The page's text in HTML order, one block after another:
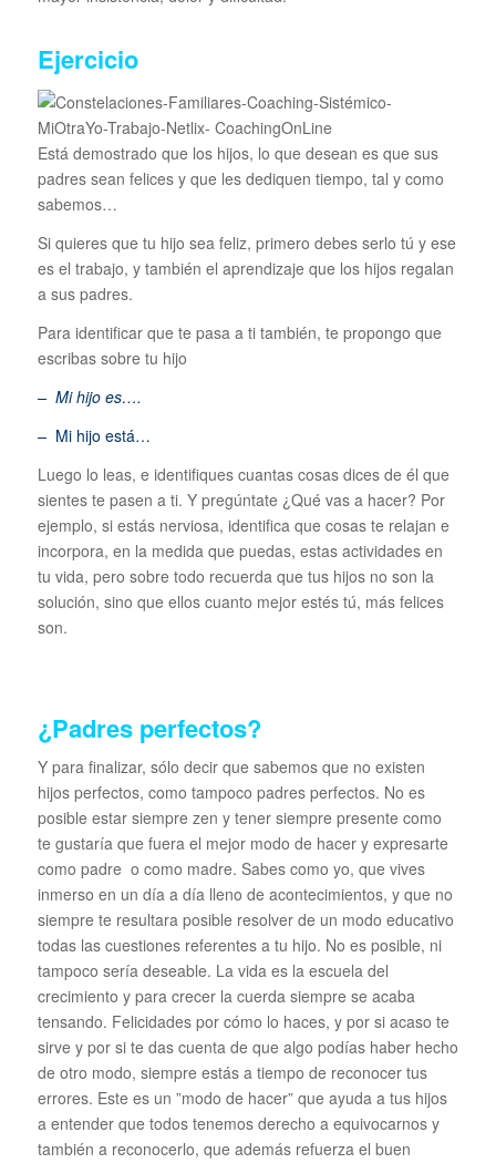
Ejercicio
Está demostrado que los hijos, lo que desean es que sus
padres sean felices y que les dediquen tiempo, tal y como
sabemos…
Si quieres que tu hijo sea feliz, primero debes serlo tú y ese
es el trabajo, y también el aprendizaje que los hijos regalan
a sus padres.
Para identificar que te pasa a ti también, te propongo que
escribas sobre tu hijo
– Mi hijo es….
– Mi hijo está…
Luego lo leas, e identifiques cuantas cosas dices de él que
sientes te pasen a ti. Y pregúntate ¿Qué vas a hacer? Por
ejemplo, si estás nerviosa, identifica que cosas te relajan e
incorpora, en la medida que puedas, estas actividades en
tu vida, pero sobre todo recuerda que tus hijos no son la
solución, sino que ellos cuanto mejor estés tú, más felices
son.
¿Padres perfectos?
Y para finalizar, sólo decir que sabemos que no existen
hijos perfectos, como tampoco padres perfectos. No es
posible estar siempre zen y tener siempre presente como
te gustaría que fuera el mejor modo de hacer y expresarte
como padre o como madre. Sabes como yo, que vives
inmerso en un día a día lleno de acontecimientos, y que no
siempre te resultara posible resolver de un modo educativo
todas las cuestiones referentes a tu hijo. No es posible, ni
tampoco sería deseable. La vida es la escuela del
crecimiento y para crecer la cuerda siempre se acaba
tensando. Felicidades por cómo lo haces, y por si acaso te
sirve y por si te das cuenta de que algo podías haber hecho
de otro modo, siempre estás a tiempo de reconocer tus
errores. Este es un ”modo de hacer” que ayuda a tus hijos
a entender que todos tenemos derecho a equivocarnos y
también a reconocerlo, que además refuerza el buen